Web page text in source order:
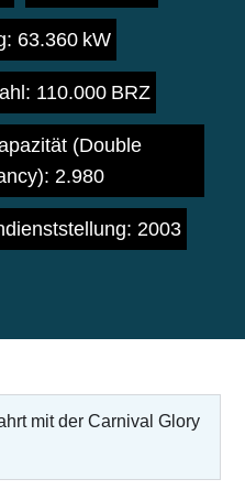
63.360 kW
110.000 BRZ
(Double
2.980
2003
mit der Carnival Glory